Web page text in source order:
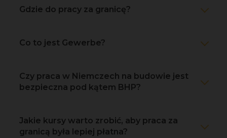
Gdzie do pracy za granicę?
Co to jest Gewerbe?
Czy praca w Niemczech na budowie jest
bezpieczna pod kątem BHP?
Jakie kursy warto zrobić, aby praca za
granicą była lepiej płatna?